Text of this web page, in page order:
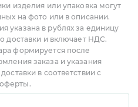
изделия или упаковка могут
на фото или в описании.
указана в рублях за единицу
доставки и включает НДС.
формируется после
заказа и указания
в соответствии с